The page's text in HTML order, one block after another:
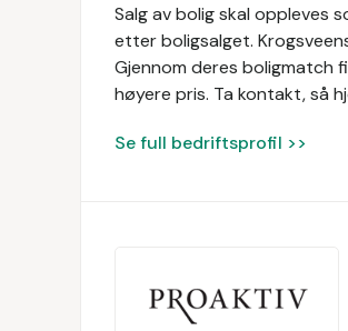
Salg av bolig skal oppleves
etter boligsalget.
Gjennom deres boligmatch
høyere pris. Ta kontakt, så
Se full bedriftsprofil >>